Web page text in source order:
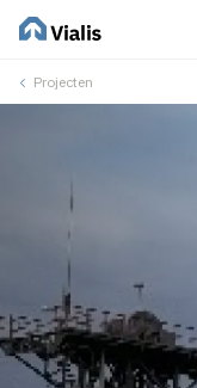
Projecten